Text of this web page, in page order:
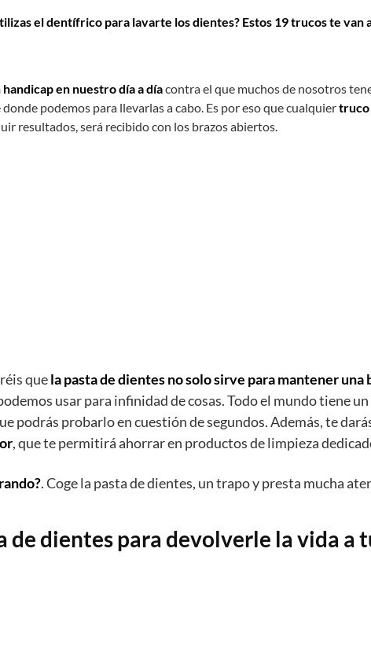
el dentífrico para lavarte los dientes? Estos 19 trucos te van
en nuestro día a díacontra el que muchos de nosotros
podemos para llevarlas a cabo. Es por eso que cualquiertruco
resultados, será recibido con los brazos abiertos.
quela pasta de dientes no solo sirve para mantener una
usar para infinidad de cosas. Todo el mundo tiene
podrás probarlo en cuestión de segundos. Además, te
, que te permitirá ahorrar en productos de limpieza
. Coge la pasta de dientes, un trapo y presta mucha
de dientes para devolverle la vida a